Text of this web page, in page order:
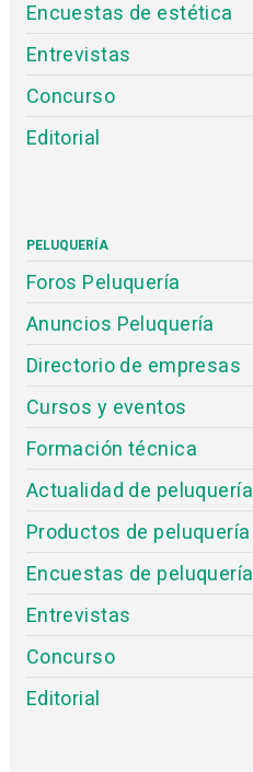
Encuestas de estética
Entrevistas
Concurso
Editorial
PELUQUERÍA
Foros Peluquería
Anuncios Peluquería
Directorio de empresas
Cursos y eventos
Formación técnica
Actualidad de peluquería
Productos de peluquería
Encuestas de peluquería
Entrevistas
Concurso
Editorial